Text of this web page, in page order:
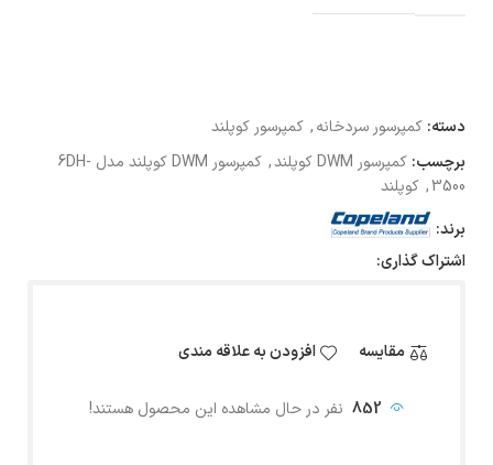
دسته: کمپرسور سردخانه, کمپرسور کوپلند
برچسب: کمپرسور DWM کوپلند ,
کمپرسور DWM کوپلند مدل 6DH-
3500
, کوپلند
برند:
اشتراک گذاری:
مقایسه افزودن به علاقه مندی
852 نفر در حال مشاهده این محصول هستند!